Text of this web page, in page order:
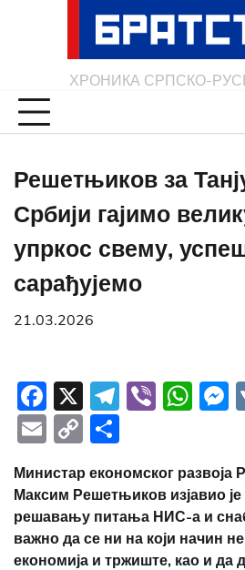
ХРОНИКА СРПСКО-
Решетњиков за
Србији гајимо
упркос свему,
сарађујемо
21.03.2026
Facebook
X Telegram
Viber
Email
Copy
Министар економског развоја
Максим Решетњиков изјавио
решавању питања НИС-а и
важно да се ни на који начин
економија и тржиште, као и